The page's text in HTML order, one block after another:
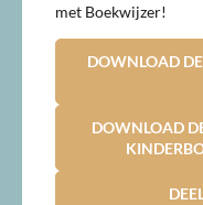
met Boekwijzer!
DOWNLOAD
DOWNLOAD